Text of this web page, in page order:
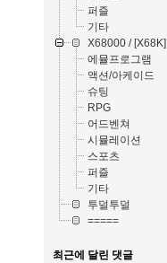
퍼즐
기타
X68000 / [X68K]
에뮬프로그램
액션/아케이드
슈팅
RPG
어드벤쳐
시뮬레이션
스포츠
퍼즐
기타
투덜투덜
=====
최근에 달린 댓글